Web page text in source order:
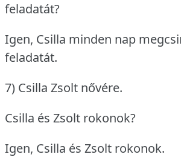
feladatát?
Igen, Csilla minden nap
feladatát.
7) Csilla Zsolt nővére.
Csilla és Zsolt rokonok?
Igen, Csilla és Zsolt rokonok.